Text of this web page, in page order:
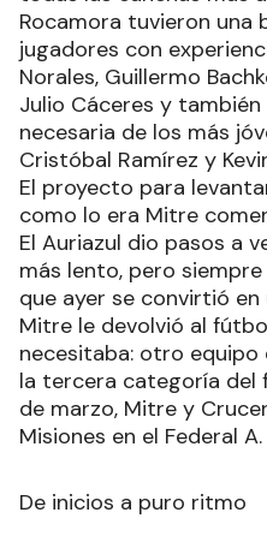
Rocamora tuvieron una
jugadores con
Norales, Guillermo
Julio Cáceres y
necesaria de los más
Cristóbal Ramírez y
El proyecto para
como lo era Mitre
El Auriazul dio pasos a
más lento, pero
que ayer se convirtió en
Mitre le devolvió al
necesitaba: otro equipo
la tercera categoría
de marzo, Mitre y
Misiones en el Federal A.
De inicios a puro ritmo